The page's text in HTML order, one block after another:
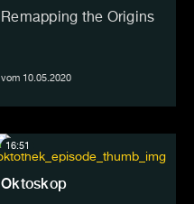
Remapping the Origins
vom 10.05.2020
Oktoskop
16:51